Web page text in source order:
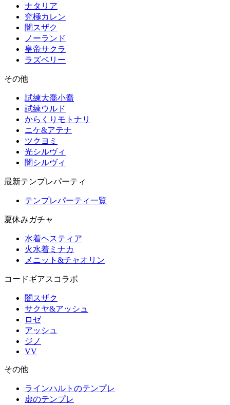
ナタリア
究極カレン
闇スザク
ノーランド
皇帝サクラ
ラズベリー
その他
試練大喬小喬
試練ウルド
からくりモトナリ
ニケ&アテナ
ツクヨミ
光シルヴィ
闇シルヴィ
最新テンプレパーティ
テンプレパーティ一覧
夏休みガチャ
水着ヘスティア
火水着ミナカ
メニット&チャオリン
コードギアスコラボ
闇スザク
サクヤ&アッシュ
ロゼ
アッシュ
ジノ
VV
その他
ラインハルトのテンプレ
虚のテンプレ